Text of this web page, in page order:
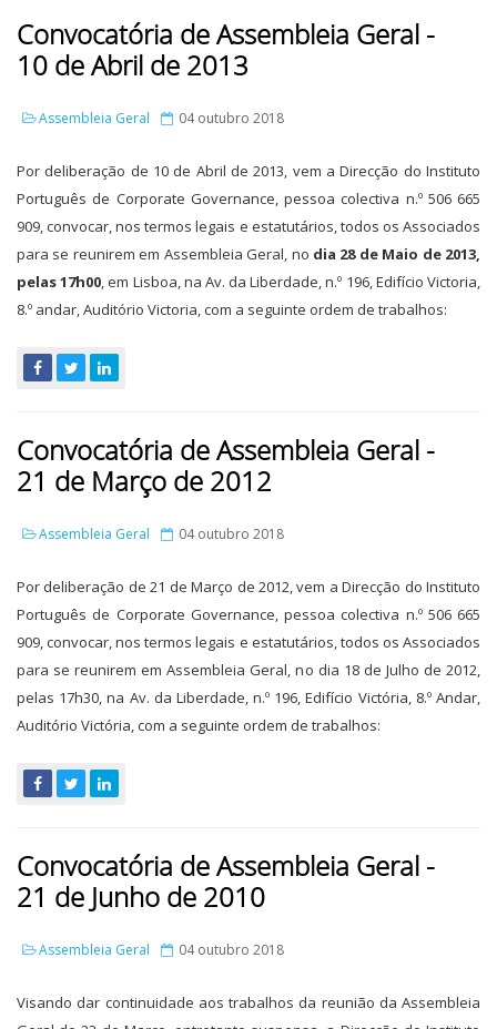
Convocatória de Assembleia Geral -
10 de Abril de 2013
Assembleia Geral 04 outubro 2018
Por deliberação de 10 de Abril de 2013, vem a Direcção do Instituto
Português de Corporate Governance, pessoa colectiva n.º 506 665
909, convocar, nos termos legais e estatutários, todos os Associados
para se reunirem em Assembleia Geral, no dia 28 de Maio de 2013,
pelas 17h00, em Lisboa, na Av. da Liberdade, n.º 196, Edifício Victoria,
8.º andar, Auditório Victoria, com a seguinte ordem de trabalhos:
Convocatória de Assembleia Geral -
21 de Março de 2012
Assembleia Geral 04 outubro 2018
Por deliberação de 21 de Março de 2012, vem a Direcção do Instituto
Português de Corporate Governance, pessoa colectiva n.º 506 665
909, convocar, nos termos legais e estatutários, todos os Associados
para se reunirem em Assembleia Geral, no dia 18 de Julho de 2012,
pelas 17h30, na Av. da Liberdade, n.º 196, Edifício Victória, 8.º Andar,
Auditório Victória, com a seguinte ordem de trabalhos:
Convocatória de Assembleia Geral -
21 de Junho de 2010
Assembleia Geral 04 outubro 2018
Visando dar continuidade aos trabalhos da reunião da Assembleia